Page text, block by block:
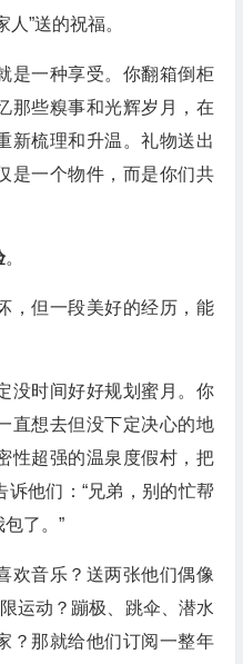
”送的祝福。
是一种享受。你翻箱倒柜
那些糗事和光辉岁月，在
新梳理和升温。礼物送出
是一个物件，而是你们共
。
，但一段美好的经历，能
没时间好好规划蜜月。你
直想去但没下定决心的地
性超强的温泉度假村，把
他们：“兄弟，别的忙帮
了。”
欢音乐？送两张他们偶像
运动？蹦极、跳伞、潜水
？那就给他们订阅一整年